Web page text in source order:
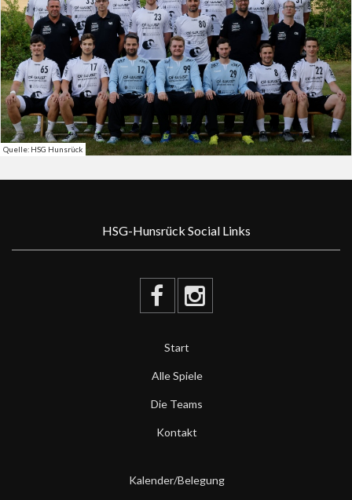
Quelle: HSG Hunsrück
HSG-Hunsrück Social Links
Start
Alle Spiele
Die Teams
Kontakt
Kalender/Belegung